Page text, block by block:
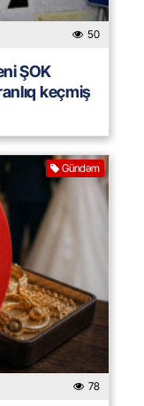
50
ŞOK
keçmiş
Gündəm
78